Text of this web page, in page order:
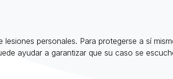
personales. Para protegerse a sí
ayudar a garantizar que su caso se